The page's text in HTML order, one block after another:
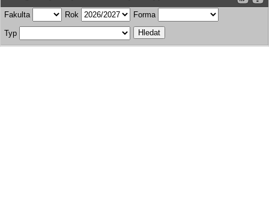
Fakulta Rok Forma
Typ